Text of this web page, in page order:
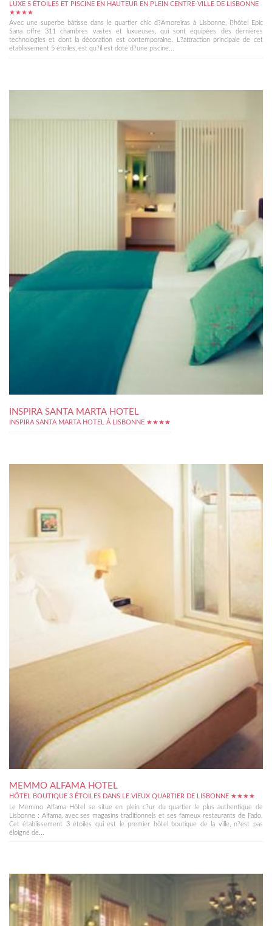
LUXE 5 ÉTOILES ET PISCINE EN HAUTEUR EN PLEIN CENTRE-VILLE DE LISBONNE
★★★★
Avec une superbe bâtisse dans le quartier chic d?Amoreiras à Lisbonne, l?hôtel Epic
Sana offre 311 chambres vastes et luxueuses, qui sont équipées des dernières
technologies et dont la décoration est contemporaine. L?attraction principale de cet
établissement 5 étoiles, est qu?il est doté d?une piscine...
INSPIRA SANTA MARTA HOTEL
INSPIRA SANTA MARTA HOTEL À LISBONNE ★★★★
MEMMO ALFAMA HOTEL
HÔTEL BOUTIQUE 3 ÉTOILES DANS LE VIEUX QUARTIER DE LISBONNE ★★★★
Le Memmo Alfama Hôtel se situe en plein c?ur du quartier le plus authentique de
Lisbonne : Alfama, avec ses magasins traditionnels et ses fameux restaurants de Fado.
Cet établissement 3 étoiles qui est le premier hôtel boutique de la ville, n?est pas
éloigné de...